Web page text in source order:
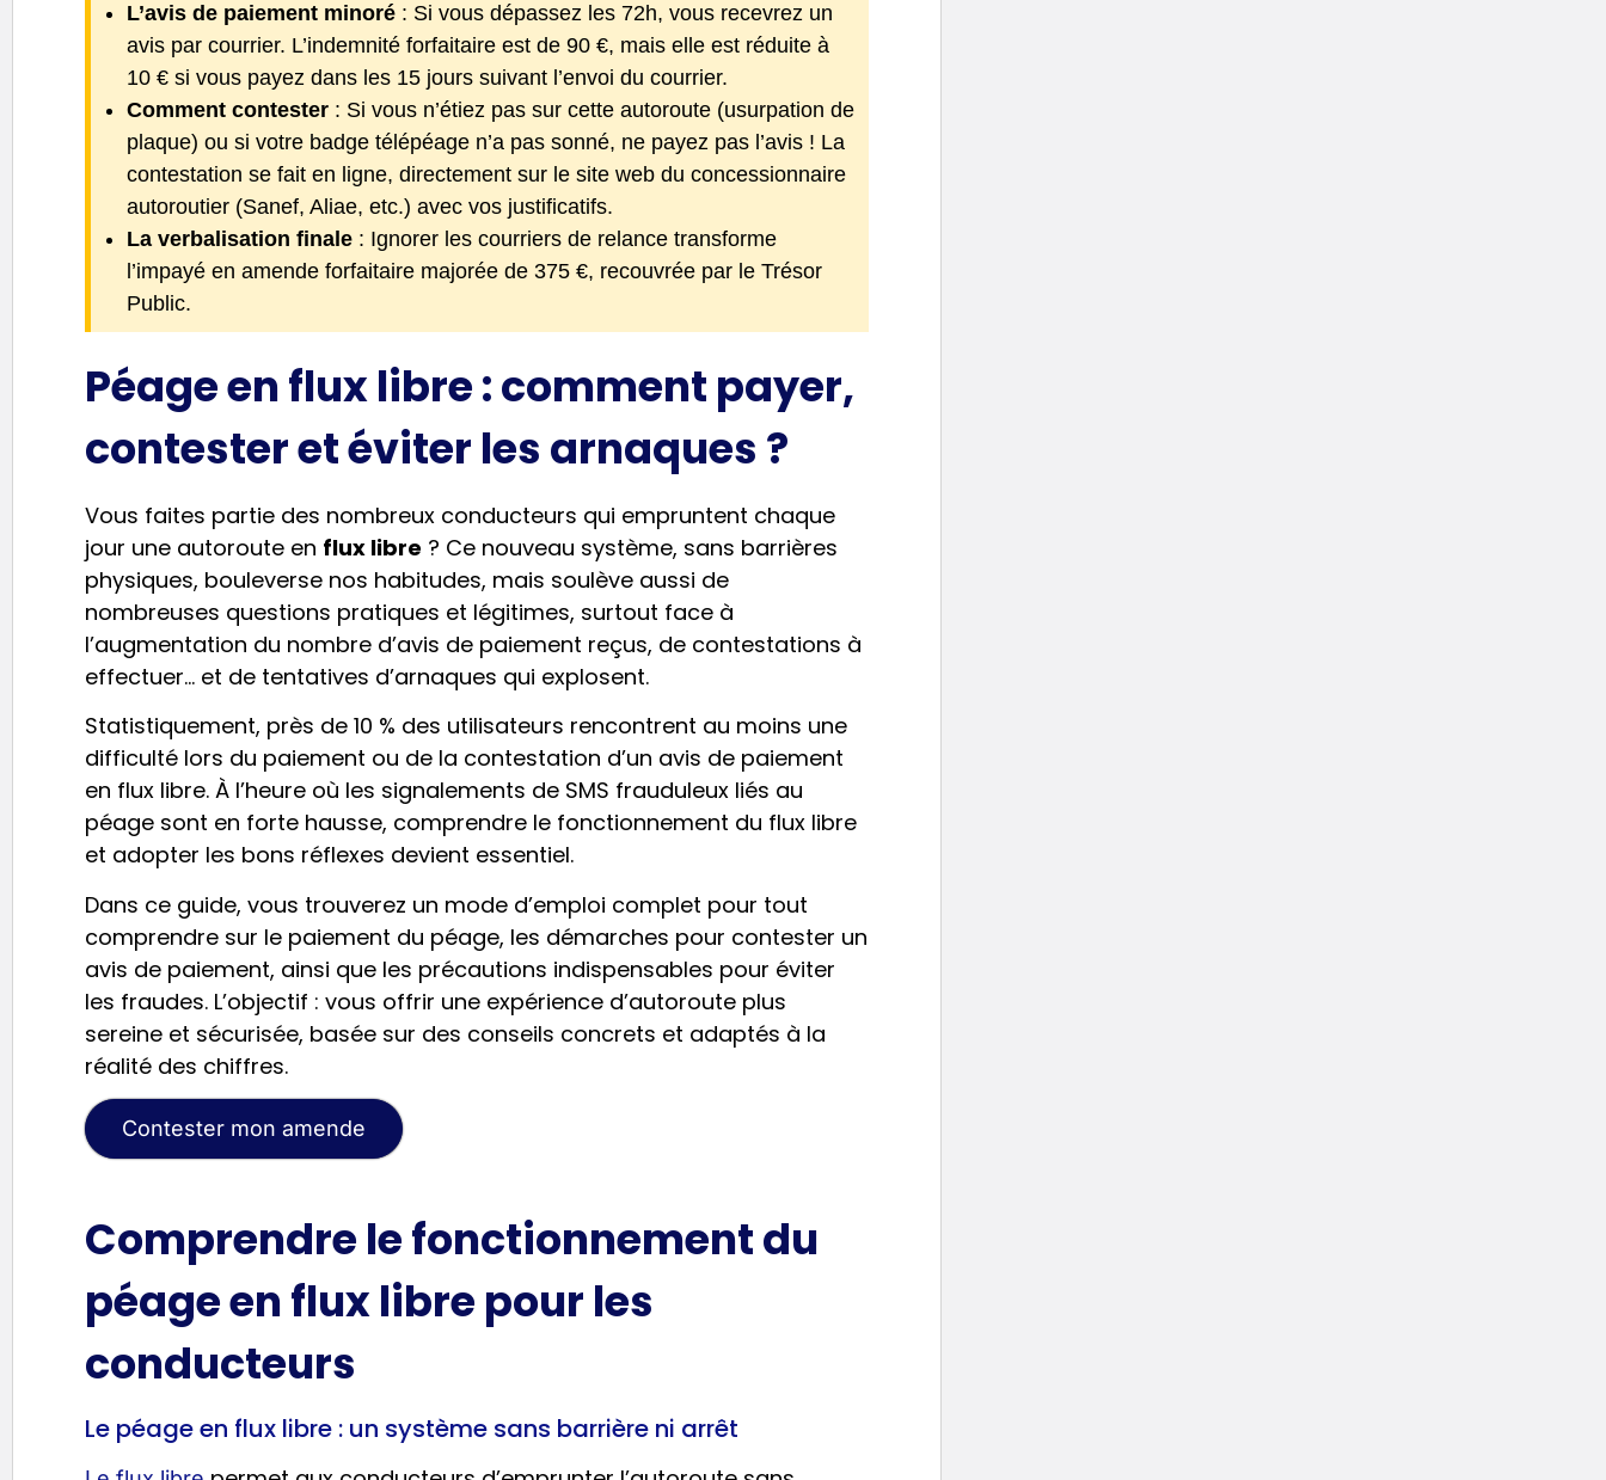
L’avis de paiement minoré : Si vous dépassez les 72h, vous recevrez un
avis par courrier. L’indemnité forfaitaire est de 90 €, mais elle est réduite à
10 € si vous payez dans les 15 jours suivant l’envoi du courrier.
Comment contester : Si vous n’étiez pas sur cette autoroute (usurpation de
plaque) ou si votre badge télépéage n’a pas sonné, ne payez pas l’avis ! La
contestation se fait en ligne, directement sur le site web du concessionnaire
autoroutier (Sanef, Aliae, etc.) avec vos justificatifs.
La verbalisation finale : Ignorer les courriers de relance transforme
l’impayé en amende forfaitaire majorée de 375 €, recouvrée par le Trésor
Public.
Péage en flux libre : comment payer,
contester et éviter les arnaques ?
Vous faites partie des nombreux conducteurs qui empruntent chaque
jour une autoroute en flux libre ? Ce nouveau système, sans barrières
physiques, bouleverse nos habitudes, mais soulève aussi de
nombreuses questions pratiques et légitimes, surtout face à
l’augmentation du nombre d’avis de paiement reçus, de contestations à
effectuer… et de tentatives d’arnaques qui explosent.
Statistiquement, près de 10 % des utilisateurs rencontrent au moins une
difficulté lors du paiement ou de la contestation d’un avis de paiement
en flux libre. À l’heure où les signalements de SMS frauduleux liés au
péage sont en forte hausse, comprendre le fonctionnement du flux libre
et adopter les bons réflexes devient essentiel.
Dans ce guide, vous trouverez un mode d’emploi complet pour tout
comprendre sur le paiement du péage, les démarches pour contester un
avis de paiement, ainsi que les précautions indispensables pour éviter
les fraudes. L’objectif : vous offrir une expérience d’autoroute plus
sereine et sécurisée, basée sur des conseils concrets et adaptés à la
réalité des chiffres.
Contester mon amende
Comprendre le fonctionnement du
péage en flux libre pour les
conducteurs
Le péage en flux libre : un système sans barrière ni arrêt